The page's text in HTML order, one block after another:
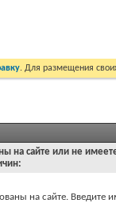
. Для размещения
на сайте или не
на сайте. Введите